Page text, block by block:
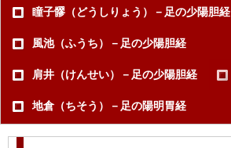
瞳子髎（どうしりょう）－足の少陽胆経
風池（ふうち）－足の少陽胆経
肩井（けんせい）－足の少陽胆経
地倉（ちそう）－足の陽明胃経